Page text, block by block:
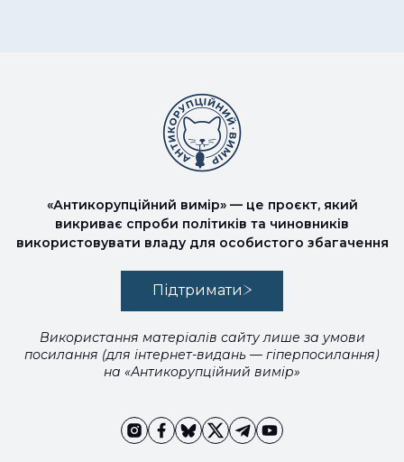
«Антикорупційний вимір» — це проєкт, який
викриває спроби політиків та чиновників
використовувати владу для особистого збагачення
Підтримати
Використання матеріалів сайту лише за умови
посилання (для інтернет-видань — гіперпосилання)
на «Антикорупційний вимір»